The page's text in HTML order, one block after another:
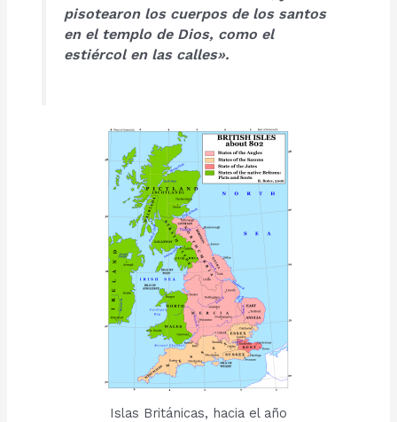
pisotearon los cuerpos de los santos
en el templo de Dios, como el
estiércol en las calles».
Islas Británicas, hacia el año